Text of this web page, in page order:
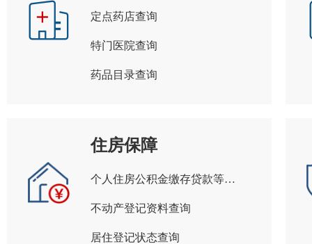
定点药店查询
特门医院查询
药品目录查询
住房保障
个人住房公积金缴存贷款等信息查询
不动产登记资料查询
居住登记状态查询